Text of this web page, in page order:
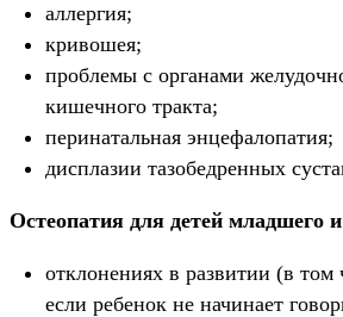
аллергия;
кривошея;
проблемы с органами
кишечного тракта;
перинатальная энцефалопатия;
дисплазии тазобедренных
Остеопатия для детей младшего
отклонениях в развитии (в том
если ребенок не начинает